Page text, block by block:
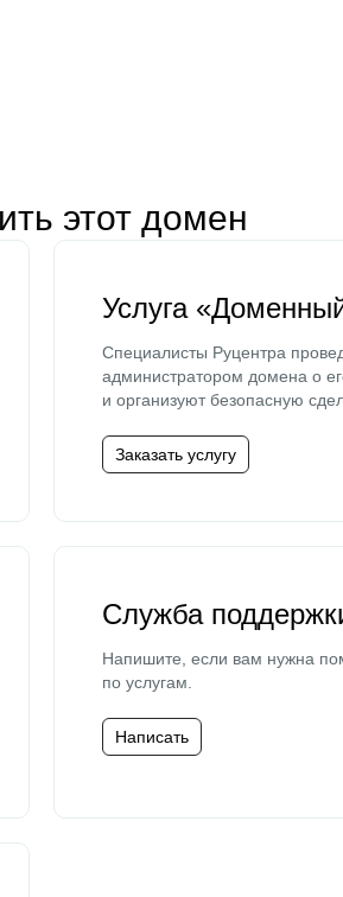
этот домен
Услуга
Специалисты Руцентра
администратором домена о
и организуют безопасную
Заказать услугу
Служба
Напишите, если вам нужна
по услугам.
Написать